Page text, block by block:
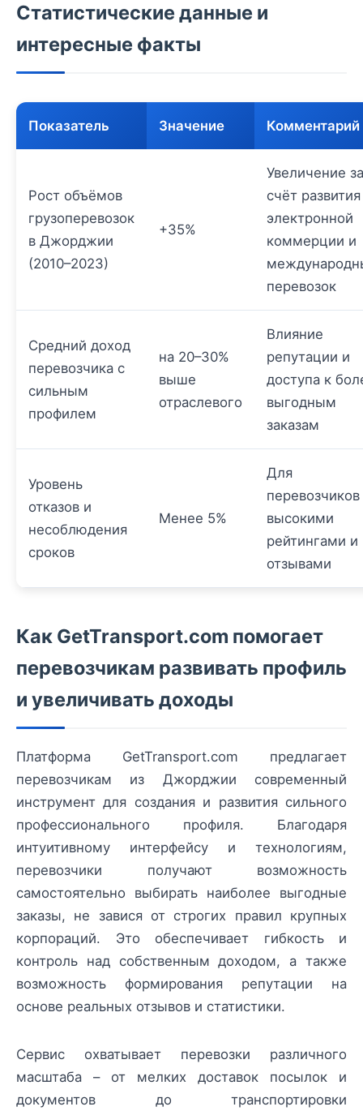
Статистические данные и
интересные факты
Показатель Значение Комментарий
Рост объёмов
грузоперевозок
в Джорджии
(2010–2023)
+35%
Увеличение за
счёт развития
электронной
коммерции и
перевозок
Средний доход
перевозчика с
сильным
профилем
на 20–30%
выше
отраслевого
Влияние
репутации и
доступа к
выгодным
заказам
Уровень
отказов и
несоблюдения
сроков
Менее 5%
Для
перевозчиков
высокими
рейтингами и
отзывами
Как GetTransport.com помогает
перевозчикам развивать профиль
и увеличивать доходы
Платформа GetTransport.com предлагает
перевозчикам из Джорджии современный
инструмент для создания и развития сильного
профессионального профиля. Благодаря
интуитивному интерфейсу и технологиям,
перевозчики получают возможность
самостоятельно выбирать наиболее выгодные
заказы, не завися от строгих правил крупных
корпораций. Это обеспечивает гибкость и
контроль над собственным доходом, а также
возможность формирования репутации на
основе реальных отзывов и статистики.
Сервис охватывает перевозки различного
масштаба – от мелких доставок посылок и
документов до транспортировки